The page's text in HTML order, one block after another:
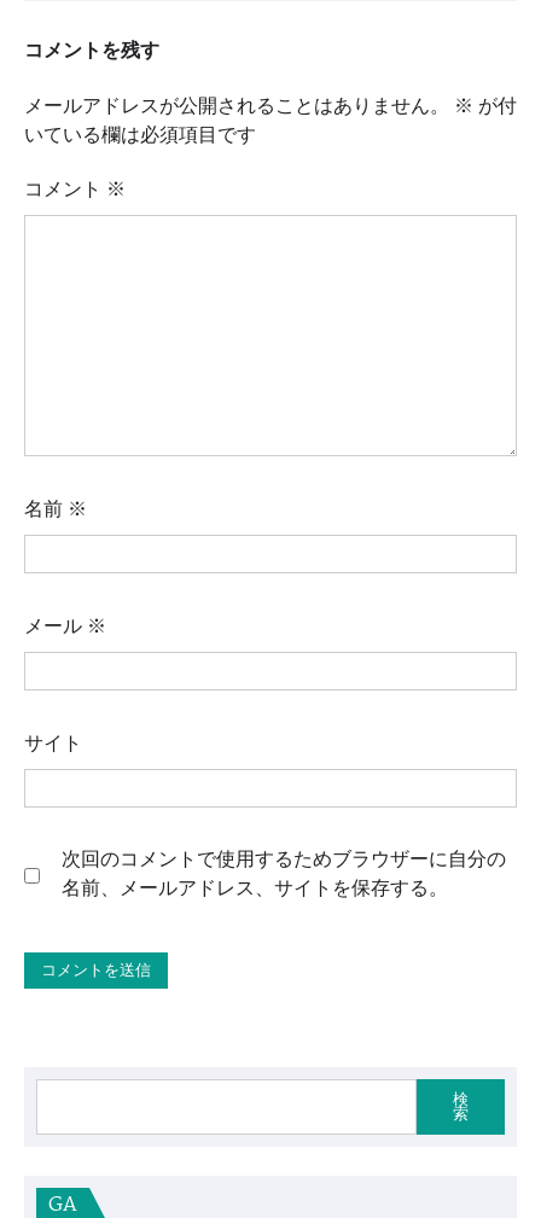
コメントを残す
メールアドレスが公開されることはありません。 ※ が付
いている欄は必須項目です
コメント ※
名前 ※
メール ※
サイト
次回のコメントで使用するためブラウザーに自分の
名前、メールアドレス、サイトを保存する。
検
索
GA